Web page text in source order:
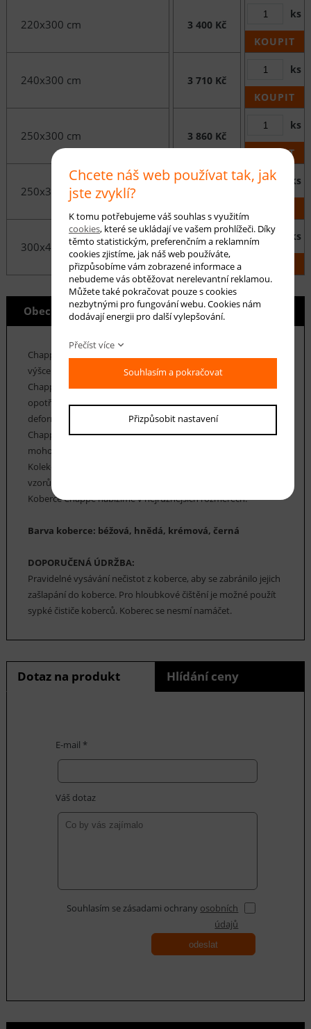
220x300 cm 3 400 Kč
ks
KOUPIT
240x300 cm 3 710 Kč
ks
KOUPIT
250x300 cm 3 860 Kč
ks
KOUPIT
250x350 cm
ks
300x400 cm 6 190 Kč
ks
Obecné info
Chappe je kolekce koberců z polypropylenových vláken o
výšce vlasu 9 mm a hmotnosti cca 1350 g / m2. Koberce
Chappe se vyznačují především velmi vysokou odolností proti
opotřebení, vláken, která jsou pružná a odolná proti
deformaci. Údržba koberců Chappe je velice snadná. Koberce
Chappe mají vysoký koeficient tepelné vodivosti, a proto
mohou být použity v místnostech s podlahovým topením.
Kolekce koberců Chappe nabízí řadu klasických i moderních
vzorů, včetně geometrických, floristických a perských.
Koberce Chappe nabízíme v nejrůznějších rozměrech.
Barva koberce: béžová, hnědá, krémová, černá
DOPORUČENÁ ÚDRŽBA:
Pravidelné vysávání nečistot z koberce, aby se zabránilo jejich
zašlapání do koberce. Pro hloubkové čištění je možné použít
sypké čističe koberců. Koberec se nesmí namáčet.
Dotaz na produkt Hlídání ceny
E-mail *
Váš dotaz
Souhlasím se zásadami ochrany osobních
údajů
odeslat
Chcete náš web používat tak, jak
jste zvyklí?
K tomu potřebujeme váš souhlas s využitím
cookies, které se ukládají ve vašem prohlížeči. Díky
těmto statistickým, preferenčním a reklamním
cookies zjistíme, jak náš web používáte,
přizpůsobíme vám zobrazené informace a
nebudeme vás obtěžovat nerelevantní reklamou.
Můžete také pokračovat pouze s cookies
nezbytnými pro fungování webu. Cookies nám
dodávají energii pro další vylepšování.
Přečíst více
Souhlasím a pokračovat
Přizpůsobit nastavení